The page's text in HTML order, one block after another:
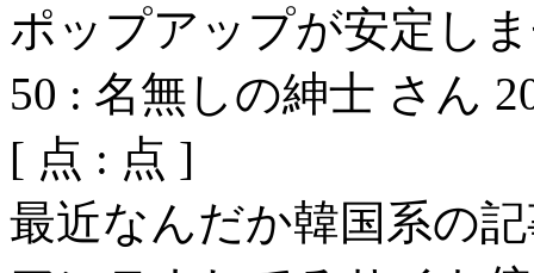
ポップアップが安定し
50 : 名無しの紳士 さん
[ 点 : 点 ]
最近なんだか韓国系の